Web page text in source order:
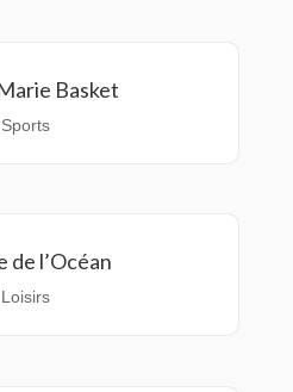
Basket
Sports
de l’Océan
Loisirs